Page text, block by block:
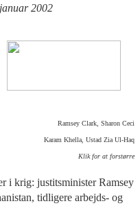
2002
Ramsey Clark, Sharon Ceci
Karam Khella, Ustad Zia Ul-Haq
Klik for at forstørre
i krig: justitsminister Ramsey
tidligere arbejds- og